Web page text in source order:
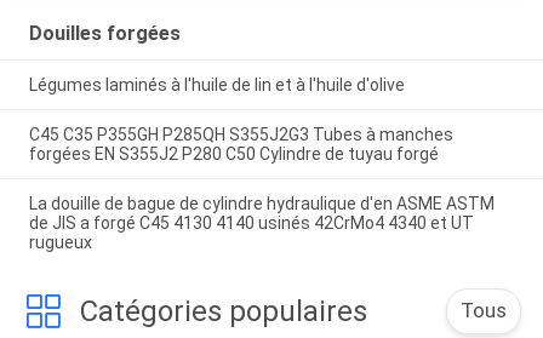
Douilles forgées
Légumes laminés à l'huile de lin et à l'huile d'olive
C45 C35 P355GH P285QH S355J2G3 Tubes à manches
forgées EN S355J2 P280 C50 Cylindre de tuyau forgé
La douille de bague de cylindre hydraulique d'en ASME ASTM
de JIS a forgé C45 4130 4140 usinés 42CrMo4 4340 et UT
rugueux
Catégories populaires Tous